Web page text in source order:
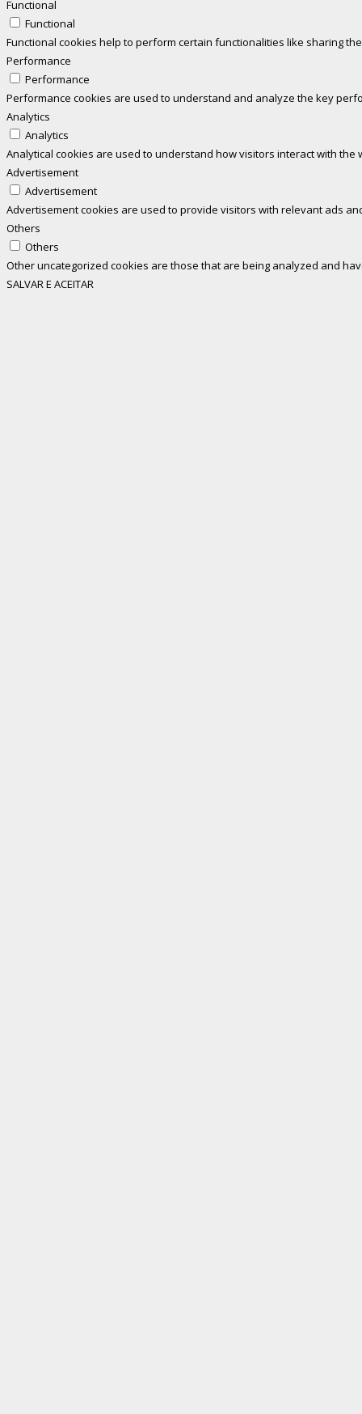
Functional
Functional
Functional cookies help to perform certain functionalities like sharing
Performance
Performance
Performance cookies are used to understand and analyze the key
Analytics
Analytics
Analytical cookies are used to understand how visitors interact with
Advertisement
Advertisement
Advertisement cookies are used to provide visitors with relevant ads
Others
Others
Other uncategorized cookies are those that are being analyzed and
SALVAR E ACEITAR